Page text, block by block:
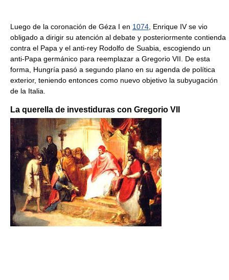
Luego de la coronación de Géza I en 1074 , Enrique IV se vio
obligado a dirigir su atención al debate y posteriormente contienda
contra el Papa y el anti-rey Rodolfo de Suabia, escogiendo un
anti-Papa germánico para reemplazar a Gregorio VII. De esta
forma, Hungría pasó a segundo plano en su agenda de política
exterior, teniendo entonces como nuevo objetivo la subyugación
de la Italia.
La querella de investiduras con Gregorio VII